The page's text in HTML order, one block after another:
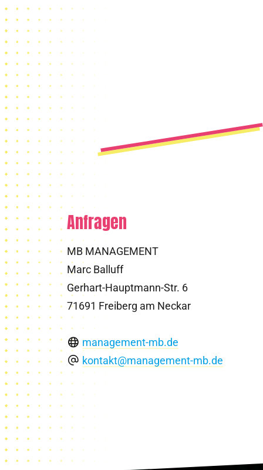
Anfragen
MB MANAGEMENT
Marc Balluff
Gerhart-Hauptmann-Str. 6
71691 Freiberg am Neckar
management-mb.de
kontakt@management-mb.de